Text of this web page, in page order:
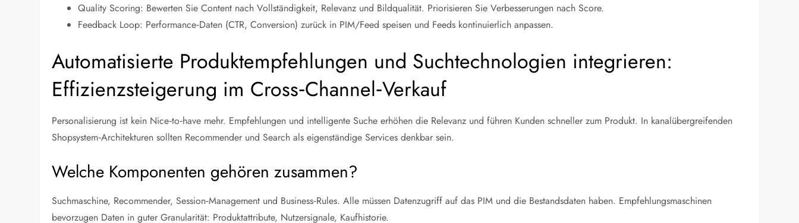
Quality Scoring: Bewerten Sie Content nach Vollständigkeit, Relevanz und Bildqualität. Priorisieren Sie Verbesserungen nach Score.
Feedback Loop: Performance‑Daten (CTR, Conversion) zurück in PIM/Feed speisen und Feeds kontinuierlich anpassen.
Automatisierte Produktempfehlungen und Suchtechnologien integrieren:
Effizienzsteigerung im Cross‑Channel‑Verkauf
Personalisierung ist kein Nice‑to‑have mehr. Empfehlungen und intelligente Suche erhöhen die Relevanz und führen Kunden schneller zum Produkt. In kanalübergreifenden
Shopsystem‑Architekturen sollten Recommender und Search als eigenständige Services denkbar sein.
Welche Komponenten gehören zusammen?
Suchmaschine, Recommender, Session‑Management und Business‑Rules. Alle müssen Datenzugriff auf das PIM und die Bestandsdaten haben. Empfehlungsmaschinen
bevorzugen Daten in guter Granularität: Produktattribute, Nutzersignale, Kaufhistorie.